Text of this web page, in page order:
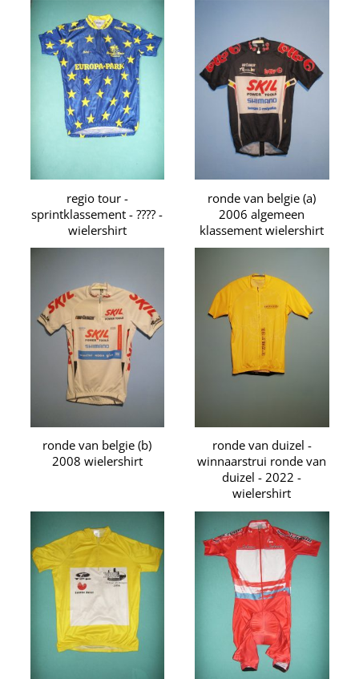
regio tour -
sprintklassement - ???? -
wielershirt
ronde van belgie (a)
2006 algemeen
klassement wielershirt
ronde van belgie (b)
2008 wielershirt
ronde van duizel -
winnaarstrui ronde van
duizel - 2022 -
wielershirt